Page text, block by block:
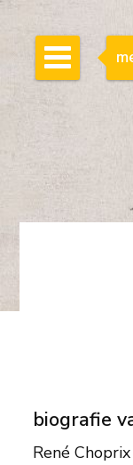
biografie
René
aansloot bij